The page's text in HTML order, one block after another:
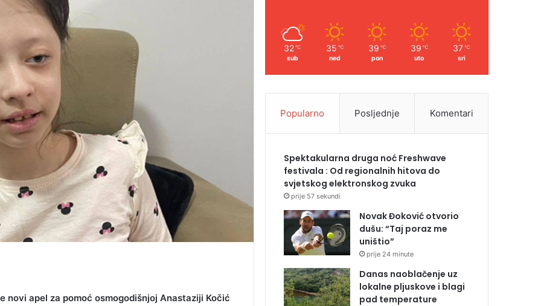
novi apel za pomoć osmogodišnjoj Anastaziji Kočić
32 ℃
sub
35 ℃
ned
39 ℃
pon
39 ℃
uto
37 ℃
sri
Popularno Posljednje Komentari
Spektakularna druga noć Freshwave
festivala : Od regionalnih hitova do
svjetskog elektronskog zvuka
prije 57 sekundi
Novak Đoković otvorio
dušu: “Taj poraz me
uništio”
prije 24 minute
Danas naoblačenje uz
lokalne pljuskove i blagi
pad temperature